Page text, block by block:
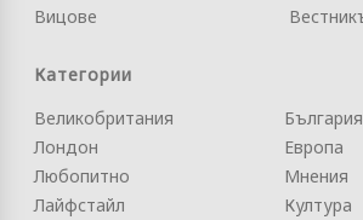
Вицове
Категории
Великобритания
Лондон
Любопитно
Лайфстайл
България
Европа
Мнения
Култура